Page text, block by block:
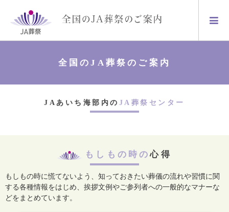
全国のJA葬祭のご案内
JAあいち海部内の JA葬祭センター
もしもの時の心得
もしもの時に慌てないよう、知っておきたい葬儀の流れや習慣に関
する各種情報をはじめ、 挨拶文例やご参列者への一般的なマナーな
どをまとめています。